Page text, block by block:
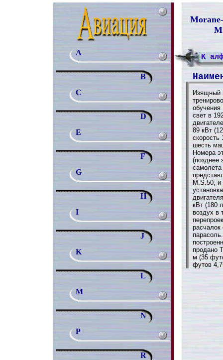
A
B
C
D
E
F
G
H
I
J
K
L
M
N
P
R
К
Изящный
свет в
89 кВт
скорость
шесть
Номера
(позднее
самолета
M.S.50,
кВт (180
воздух в
продано
м (35
футов